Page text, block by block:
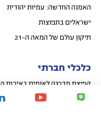
האמנה החדשה: עמיות יהודית
ישראלים בתפוצות
תיקון עולם של המאה ה-21
כלכלי חברתי
קפיצת מדרגה לאומית באיכות
פיתוח אזורי הפריפריה